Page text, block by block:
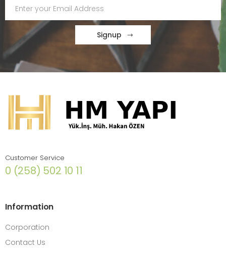
Signup
Customer Service
0 (258) 502 10 11
Information
Corporation
Contact Us